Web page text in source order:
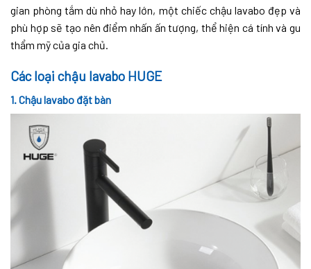
gian phòng tắm dù nhỏ hay lớn, một chiếc chậu lavabo đẹp và
phù hợp sẽ tạo nên điểm nhấn ấn tượng, thể hiện cá tính và gu
thẩm mỹ của gia chủ.
Các loại chậu lavabo HUGE
1. Chậu lavabo đặt bàn